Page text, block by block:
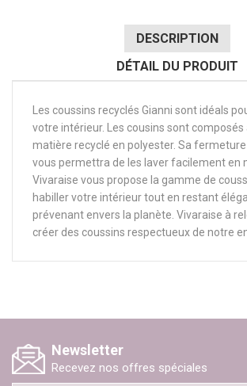
DESCRIPTION
DÉTAIL DU PRODUIT
Les coussins recyclés Gianni sont idéals
votre intérieur. Les cousins sont composés
matière recyclé en polyester. Sa
vous permettra de les laver facilement en
Vivaraise vous propose la gamme de
habiller votre intérieur tout en restant
prévenant envers la planète. Vivaraise à
créer des coussins respectueux de notre
Newsletter
Recevez nos offres spéciales